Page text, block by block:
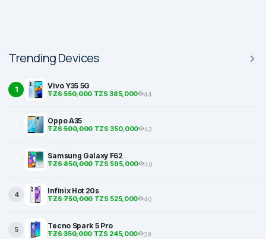
Trending Devices
1 Vivo Y35 5G
TZS 550,000TZS 385,000 44
Oppo A35
TZS 500,000TZS 350,000 43
Samsung Galaxy F62
TZS 850,000TZS 595,000 40
4 Infinix Hot 20s
TZS 750,000TZS 525,000 40
5 Tecno Spark 5 Pro
TZS 350,000TZS 245,000 39